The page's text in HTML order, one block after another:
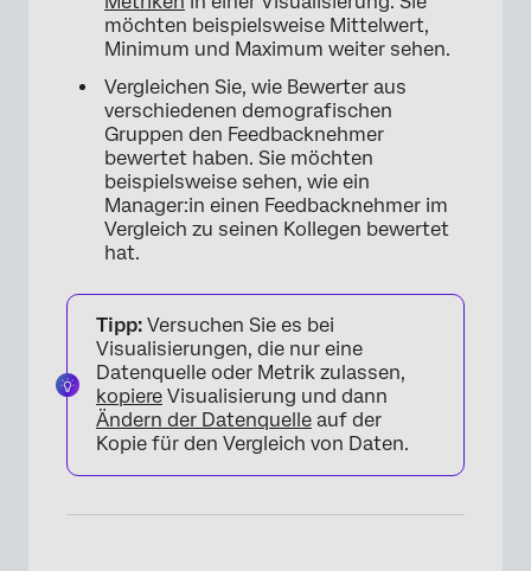
möchten beispielsweise Mittelwert,
Minimum und Maximum weiter sehen.
Vergleichen Sie, wie Bewerter aus
verschiedenen demografischen
Gruppen den Feedbacknehmer
bewertet haben. Sie möchten
beispielsweise sehen, wie ein
Manager:in einen Feedbacknehmer im
Vergleich zu seinen Kollegen bewertet
hat.
Tipp: Versuchen Sie es bei
Visualisierungen, die nur eine
Datenquelle oder Metrik zulassen,
kopiere Visualisierung und dann
Ändern der Datenquelle auf der
Kopie für den Vergleich von Daten.